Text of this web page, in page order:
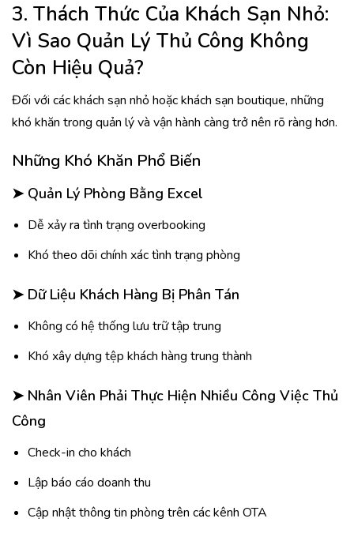
3. Thách Thức Của Khách Sạn Nhỏ:
Vì Sao Quản Lý Thủ Công Không
Còn Hiệu Quả?
Đối với các khách sạn nhỏ hoặc khách sạn boutique, những
khó khăn trong quản lý và vận hành càng trở nên rõ ràng hơn.
Những Khó Khăn Phổ Biến
➤ Quản Lý Phòng Bằng Excel
Dễ xảy ra tình trạng overbooking
Khó theo dõi chính xác tình trạng phòng
➤ Dữ Liệu Khách Hàng Bị Phân Tán
Không có hệ thống lưu trữ tập trung
Khó xây dựng tệp khách hàng trung thành
➤ Nhân Viên Phải Thực Hiện Nhiều Công Việc Thủ
Công
Check-in cho khách
Lập báo cáo doanh thu
Cập nhật thông tin phòng trên các kênh OTA